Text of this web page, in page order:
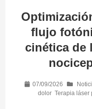
flujo
cinética de
07/09/2026
dolor Terapia láser